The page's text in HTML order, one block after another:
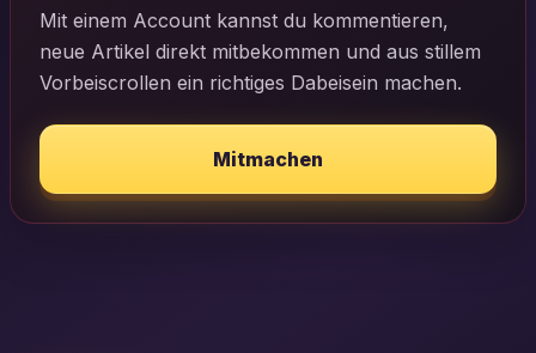
Mit einem Account kannst du kommentieren,
neue Artikel direkt mitbekommen und aus stillem
Vorbeiscrollen ein richtiges Dabeisein machen.
Mitmachen